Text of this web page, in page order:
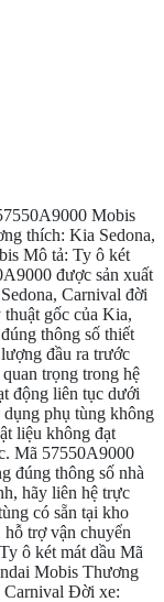
Mobis
thích: Kia Sedona,
Mô tả: Ty ô két
được sản xuất
Carnival đời
gốc của Kia,
thông số thiết
đầu ra trước
trọng trong hệ
động liên tục dưới
phụ tùng không
liệu không đạt
Mã 57550A9000
đúng thông số nhà
hãy liên hệ trực
có sẵn tại kho
trợ vận chuyển
ô két mát dầu Mã
Mobis Thương
Carnival Đời xe: